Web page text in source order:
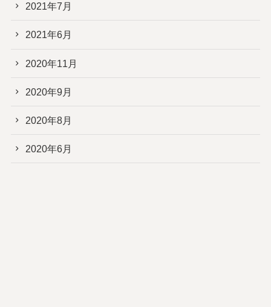
2021年7月
2021年6月
2020年11月
2020年9月
2020年8月
2020年6月